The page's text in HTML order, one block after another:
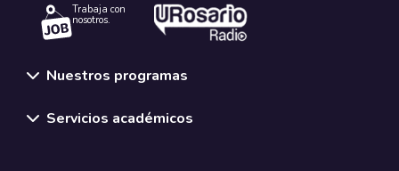
Trabaja con
nosotros.
Nuestros programas
Servicios académicos